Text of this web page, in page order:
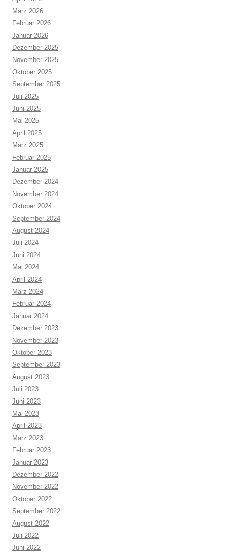
März 2026
Februar 2026
Januar 2026
Dezember 2025
November 2025
Oktober 2025
September 2025
Juli 2025
Juni 2025
Mai 2025
April 2025
März 2025
Februar 2025
Januar 2025
Dezember 2024
November 2024
Oktober 2024
September 2024
August 2024
Juli 2024
Juni 2024
Mai 2024
April 2024
März 2024
Februar 2024
Januar 2024
Dezember 2023
November 2023
Oktober 2023
September 2023
August 2023
Juli 2023
Juni 2023
Mai 2023
April 2023
März 2023
Februar 2023
Januar 2023
Dezember 2022
November 2022
Oktober 2022
September 2022
August 2022
Juli 2022
Juni 2022